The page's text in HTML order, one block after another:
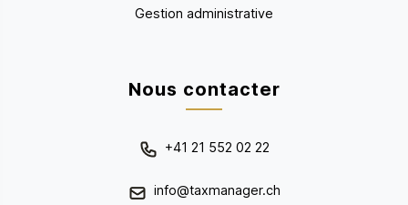
Gestion administrative
Nous contacter
+41 21 552 02 22
info@taxmanager.ch